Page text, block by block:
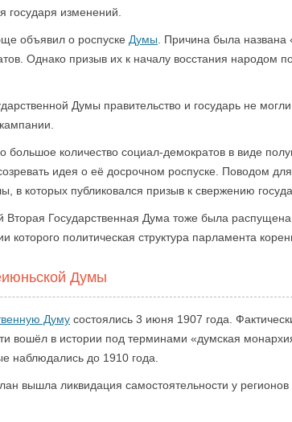
государя изменений.
объявил о роспуске Думы . Причина была
Однако призыв их к началу восстания народом
Думы правительство и государь не
количество социал-демократов в виде
идея о её досрочном роспуске. Поводом
в которых публиковался призыв к свержению
Вторая Государственная Дума тоже была
которого политическая структура парламента
Думы
Думу состоялись 3 июня 1907 года.
вошёл в истории под терминами «думская
наблюдались до 1910 года.
вышла ликвидация самостоятельности у